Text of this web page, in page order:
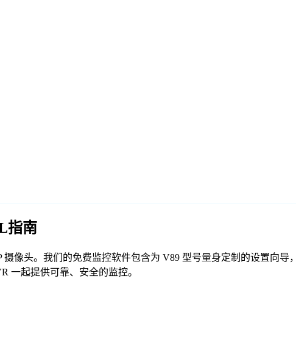
指南
摄像头。我们的免费监控软件包含为 V89 型号量身定制的设置向
一起提供可靠、安全的监控。